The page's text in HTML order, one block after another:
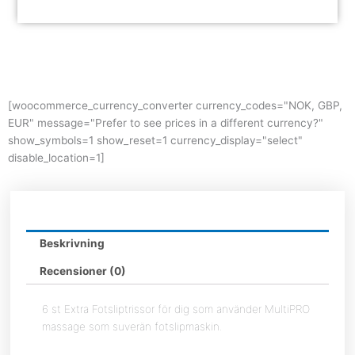
Trissor
[woocommerce_currency_converter currency_codes="NOK, GBP,
EUR" message="Prefer to see prices in a different currency?"
show_symbols=1 show_reset=1 currency_display="select"
disable_location=1]
Beskrivning
Recensioner (0)
6 st Extra Fotsliptrissor för dig som använder MultiPRO
massage som suverän fotslipmaskin.